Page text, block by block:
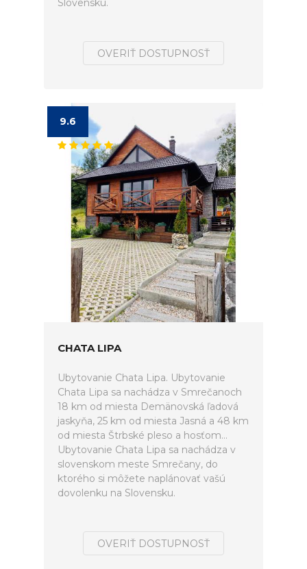
Slovensku.
OVERIŤ DOSTUPNOSŤ
9.6
CHATA LIPA
Ubytovanie Chata Lipa. Ubytovanie
Chata Lipa sa nachádza v Smrečanoch
18 km od miesta Demänovská ľadová
jaskyňa, 25 km od miesta Jasná a 48 km
od miesta Štrbské pleso a hosťom...
Ubytovanie Chata Lipa sa nachádza v
slovenskom meste Smrečany, do
ktorého si môžete naplánovať vašú
dovolenku na Slovensku.
OVERIŤ DOSTUPNOSŤ